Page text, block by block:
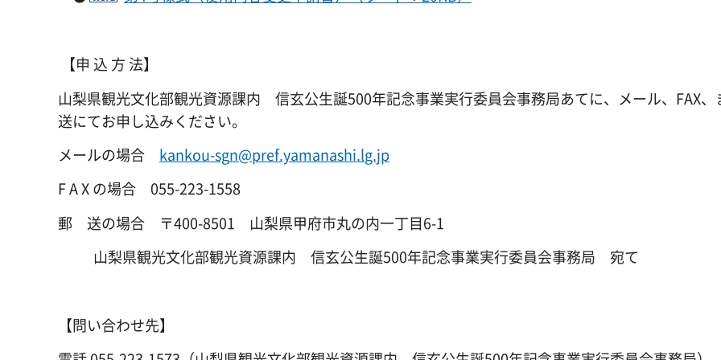
【申 込 方 法】
山梨県観光文化部観光資源課内 信玄公生誕500年記念事業実行委員会事務局あてに、メール、FAX、
送にてお申し込みください。
メールの場合 kankou-sgn@pref.yamanashi.lg.jp
F A X の場合 055-223-1558
郵 送の場合 〒400-8501 山梨県甲府市丸の内一丁目6-1
山梨県観光文化部観光資源課内 信玄公生誕500年記念事業実行委員会事務局 宛て
【問い合わせ先】